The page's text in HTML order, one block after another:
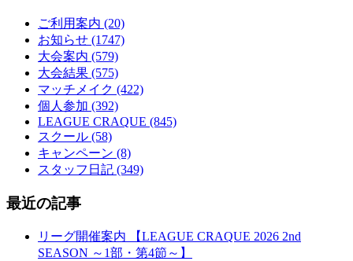
ご利用案内 (20)
お知らせ (1747)
大会案内 (579)
大会結果 (575)
マッチメイク (422)
個人参加 (392)
LEAGUE CRAQUE (845)
スクール (58)
キャンペーン (8)
スタッフ日記 (349)
最近の記事
リーグ開催案内 【LEAGUE CRAQUE 2026 2nd
SEASON ～1部・第4節～】